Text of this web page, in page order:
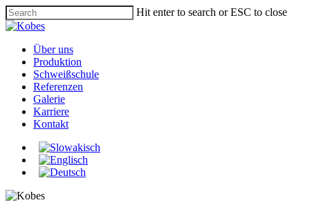
Skip
to
content
Hit enter to search or ESC to close
Close
Menu
Über uns
Produktion
Schweißschule
Referenzen
Galerie
Karriere
Kontakt